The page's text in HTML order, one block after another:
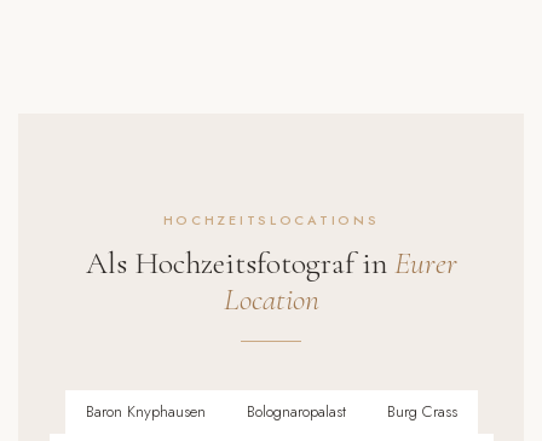
HOCHZEITSLOCATIONS
Als Hochzeitsfotograf inEurer
Location
Baron Knyphausen Bolognaropalast
Burg Crass